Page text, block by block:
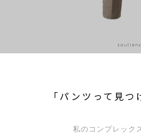
「パンツって見つ
私のコンプレック